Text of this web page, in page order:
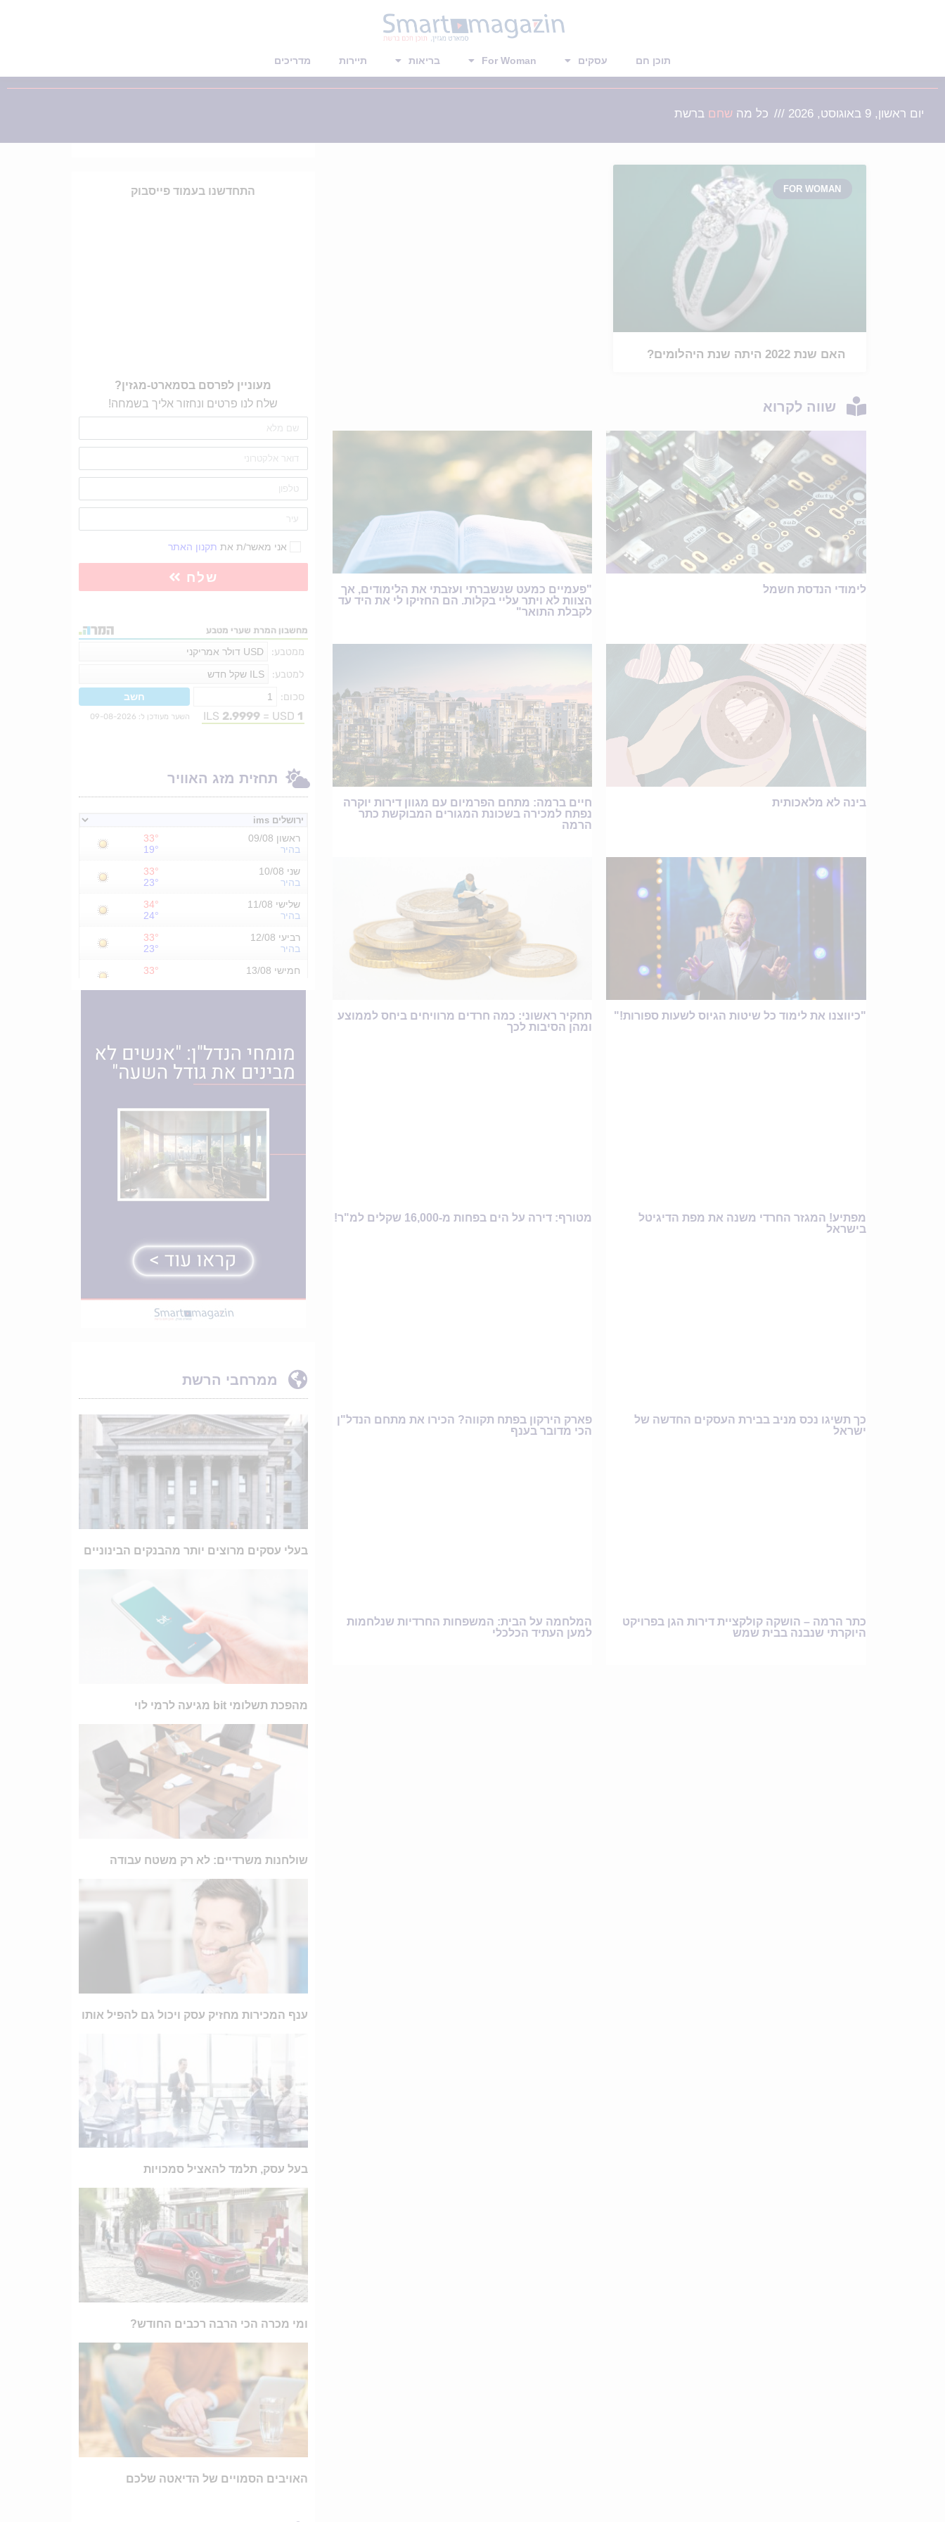
תוכן חם עסקים For Woman בריאות תיירות מדריכים
יום ראשון, 9 באוגוסט, 2026 /// כל מה שמעני ברשת
FOR WOMAN
האם שנת 2022 היתה שנת היהלומים?
שווה לקרוא
לימודי הנדסת חשמל
"פעמיים כמעט שנשברתי ועזבתי את הלימודים, אך
הצוות לא ויתר עליי בקלות. הם החזיקו לי את היד עד
לקבלת התואר"
בינה לא מלאכותית
חיים ברמה: מתחם הפרמיום עם מגוון דירות יוקרה
נפתח למכירה בשכונת המגורים המבוקשת כתר
הרמה
"כיווצנו את לימוד כל שיטות הגיוס לשעות ספורות!"
תחקיר ראשוני: כמה חרדים מרוויחים ביחס לממוצע
ומהן הסיבות לכך
מפתיע! המגזר החרדי משנה את מפת הדיגיטל
בישראל
מטורף: דירה על הים בפחות מ-16,000 שקלים למ"ר!
כך תשיגו נכס מניב בבירת העסקים החדשה של
ישראל
פארק הירקון בפתח תקווה? הכירו את מתחם הנדל"ן
הכי מדובר בענף
כתר הרמה – הושקה קולקציית דירות הגן בפרויקט
היוקרתי שנבנה בבית שמש
המלחמה על הבית: המשפחות החרדיות שנלחמות
למען העתיד הכלכלי
התחדשנו בעמוד פייסבוק
מעוניין לפרסם בסמארט-מגזין?
שלח לנו פרטים ונחזור אליך בשמחה!
אני מאשר/ת את תקנון האתר
שלח
תחזית מזג האוויר
ממרחבי הרשת
בעלי עסקים מרוצים יותר מהבנקים הבינוניים
מהפכת תשלומי bit מגיעה לרמי לוי
שולחנות משרדיים: לא רק משטח עבודה
ענף המכירות מחזיק עסק ויכול גם להפיל אותו
בעל עסק, תלמד להאציל סמכויות
ומי מכרה הכי הרבה רכבים החודש?
האויבים הסמויים של הדיאטה שלכם